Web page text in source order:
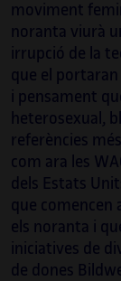
moviment
noranta viurà
irrupció de la
que el
i pensament
heterosexual,
referències
com ara les
dels Estats
que comencen
els noranta i
iniciatives de
de dones